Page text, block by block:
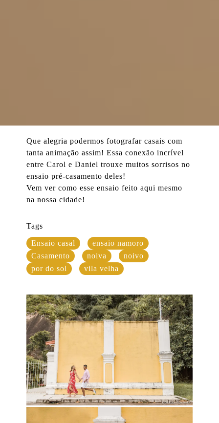
Que alegria podermos fotografar casais com
tanta animação assim! Essa conexão incrível
entre Carol e Daniel trouxe muitos sorrisos no
ensaio pré-casamento deles!
Vem ver como esse ensaio feito aqui mesmo
na nossa cidade!
Tags
Ensaio casal
ensaio namoro
Casamento
noiva
noivo
por do sol
vila velha